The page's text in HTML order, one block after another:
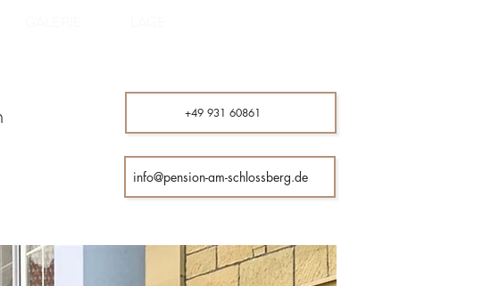
+49 931 60861
info@pension-am-schlossberg.de